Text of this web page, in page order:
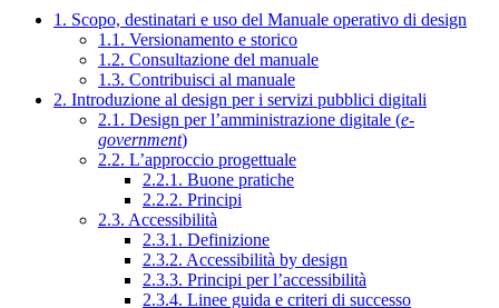
1. Scopo, destinatari e uso del Manuale operativo di design
1.1. Versionamento e storico
1.2. Consultazione del manuale
1.3. Contribuisci al manuale
2. Introduzione al design per i servizi pubblici digitali
2.1. Design per l’amministrazione digitale (e-
government)
2.2. L’approccio progettuale
2.2.1. Buone pratiche
2.2.2. Principi
2.3. Accessibilità
2.3.1. Definizione
2.3.2. Accessibilità by design
2.3.3. Principi per l’accessibilità
2.3.4. Linee guida e criteri di successo